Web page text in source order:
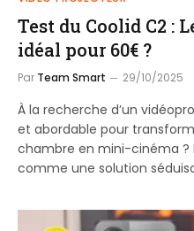
Test du Coolid C2 :
idéal pour 60€ ?
Par Team Smart 29/10/2025
À la recherche d’un
et abordable pour
chambre en mini-cinéma ?
comme une solution